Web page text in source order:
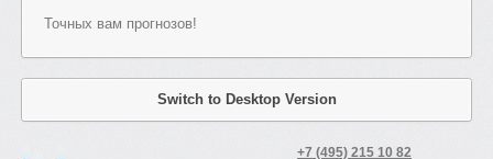
Точных вам прогнозов!
Switch to Desktop Version
+7 (495) 215 10 82